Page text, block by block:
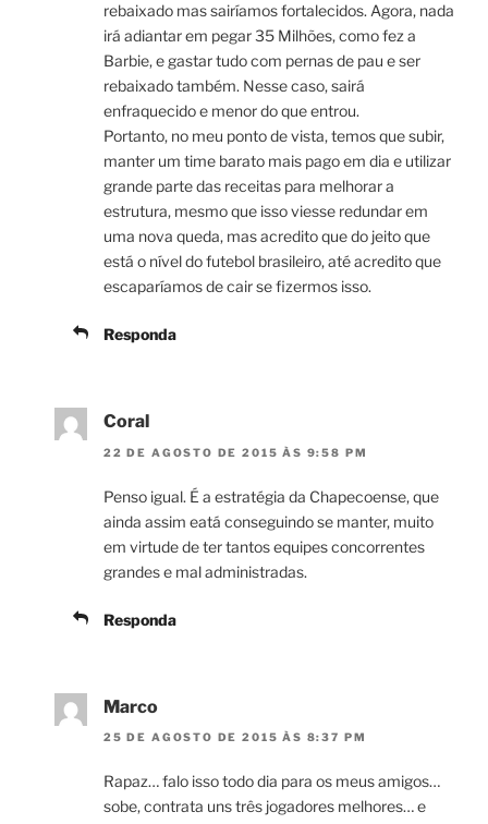
rebaixado mas sairíamos fortalecidos. Agora, nada
irá adiantar em pegar 35 Milhões, como fez a
Barbie, e gastar tudo com pernas de pau e ser
rebaixado também. Nesse caso, sairá
enfraquecido e menor do que entrou.
Portanto, no meu ponto de vista, temos que subir,
manter um time barato mais pago em dia e utilizar
grande parte das receitas para melhorar a
estrutura, mesmo que isso viesse redundar em
uma nova queda, mas acredito que do jeito que
está o nível do futebol brasileiro, até acredito que
escaparíamos de cair se fizermos isso.
Responda
Coral
22 DE AGOSTO DE 2015 ÀS 9:58 PM
Penso igual. É a estratégia da Chapecoense, que
ainda assim eatá conseguindo se manter, muito
em virtude de ter tantos equipes concorrentes
grandes e mal administradas.
Responda
Marco
25 DE AGOSTO DE 2015 ÀS 8:37 PM
Rapaz… falo isso todo dia para os meus amigos…
sobe, contrata uns três jogadores melhores… e